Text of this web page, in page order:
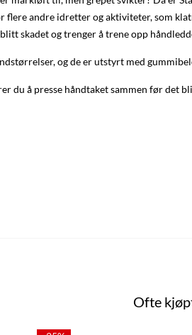
andre idretter og aktiviteter, som
skadet og trenger å trene opp
og de er utstyrt med
du å presse håndtaket sammen før det
Ofte